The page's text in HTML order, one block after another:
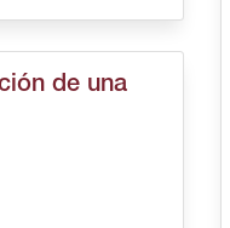
de una